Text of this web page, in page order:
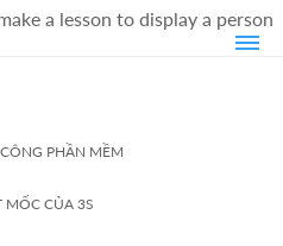
a lesson to display a person
PHẦN MỀM
MỐC CỦA 3S